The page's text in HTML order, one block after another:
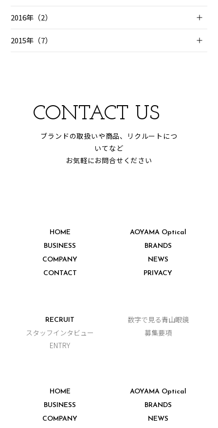
2016年（2）
2015年（7）
CONTACT US
ブランドの取扱いや商品、リクルートにつ
いてなど
お気軽にお問合せください
HOME
AOYAMA Optical
BUSINESS
BRANDS
COMPANY
NEWS
CONTACT
PRIVACY
RECRUIT
数字で見る青山眼鏡
スタッフインタビュー
募集要項
ENTRY
HOME
AOYAMA Optical
BUSINESS
BRANDS
COMPANY
NEWS